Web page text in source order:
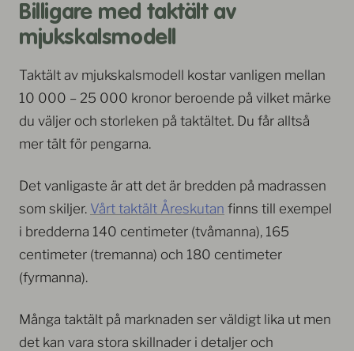
Billigare med taktält av
mjukskalsmodell
Taktält av mjukskalsmodell kostar vanligen mellan
10 000 – 25 000 kronor beroende på vilket märke
du väljer och storleken på taktältet. Du får alltså
mer tält för pengarna.
Det vanligaste är att det är bredden på madrassen
som skiljer. Vårt taktält Åreskutan finns till exempel
i bredderna 140 centimeter (tvåmanna), 165
centimeter (tremanna) och 180 centimeter
(fyrmanna).
Många taktält på marknaden ser väldigt lika ut men
det kan vara stora skillnader i detaljer och